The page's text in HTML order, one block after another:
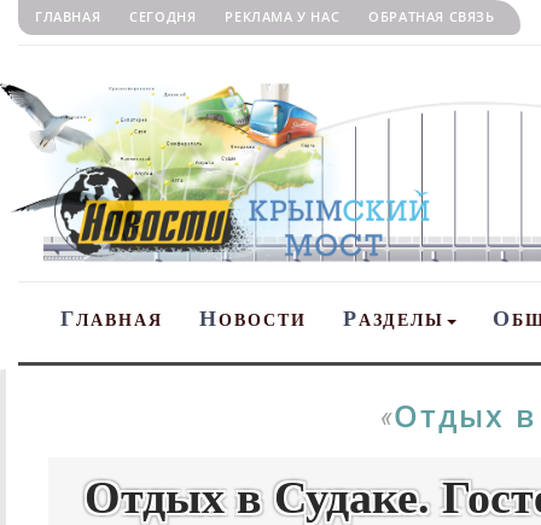
ГЛАВНАЯ СЕГОДНЯ РЕКЛАМА У НАС ОБРАТНАЯ СВЯЗЬ
ГЛАВНАЯ НОВОСТИ РАЗДЕЛЫ О
«Отдых
Отдых в Судаке.